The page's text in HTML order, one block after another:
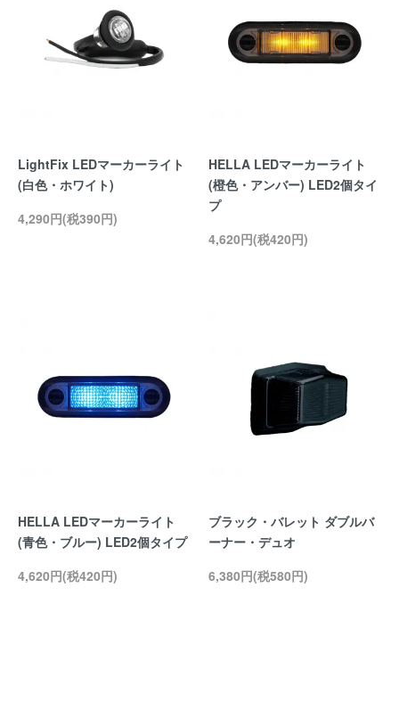
LightFix LEDマーカーライト
(白色・ホワイト)
4,290円(税390円)
HELLA LEDマーカーライト
(橙色・アンバー) LED2個タイ
プ
4,620円(税420円)
HELLA LEDマーカーライト
(青色・ブルー) LED2個タイプ
4,620円(税420円)
ブラック・バレット ダブルバ
ーナー・デュオ
6,380円(税580円)